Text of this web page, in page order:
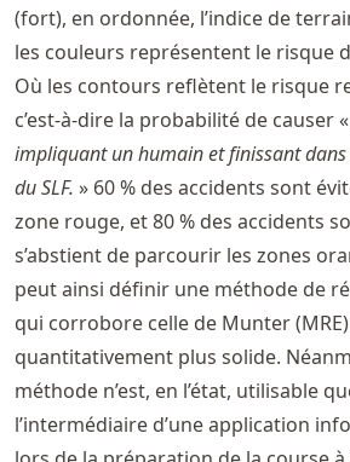
(fort), en ordonnée, l’indice de
les couleurs représentent le risque
Où les contours reflètent le risque
c’est-à-dire la probabilité de causer «
impliquant un humain et finissant dans
du SLF. » 60 % des accidents sont
zone rouge, et 80 % des accidents
s’abstient de parcourir les zones
peut ainsi définir une méthode de
qui corrobore celle de Munter
quantitativement plus solide.
méthode n’est, en l’état, utilisable
l’intermédiaire d’une application